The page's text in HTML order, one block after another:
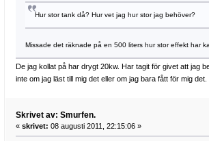
Hur stor tank då? Hur vet jag hur stor jag behöver?
Missade det räknade på en 500 liters hur stor effekt har
De jag kollat på har drygt 20kw. Har tagit för givet att jag
inte om jag läst till mig det eller om jag bara fått för mig det.
Skrivet av: Smurfen.
« skrivet: 08 augusti 2011, 22:15:06 »